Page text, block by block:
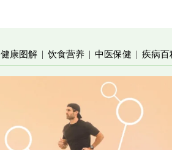
健康图解 | 饮食营养 | 中医保健 | 疾病百